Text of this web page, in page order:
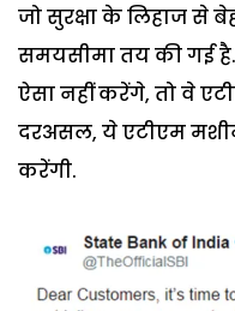
जो सुरक्षा के लिहाज से
समयसीमा तय की गई
ऐसा नहीं करेंगे, तो वे
दरअसल, ये एटीएम
करेंगी.